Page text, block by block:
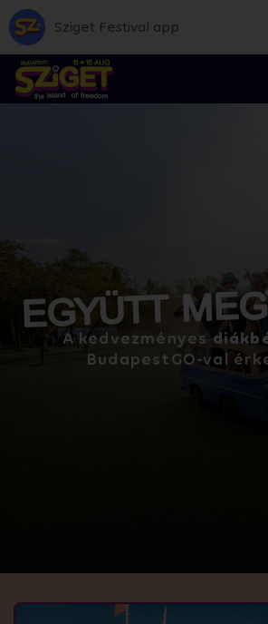
Sziget Festival app
EGYÜTT
A kedvezményes
BudapestGO-val